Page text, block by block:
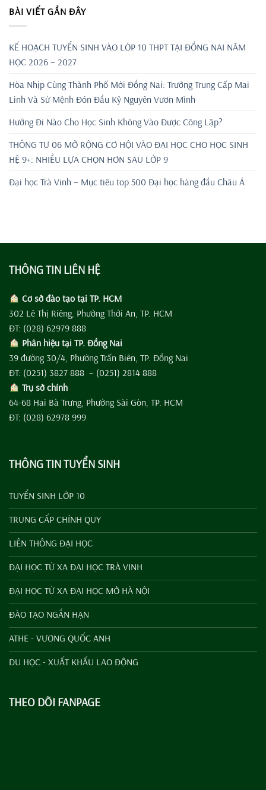
BÀI VIẾT GẦN ĐÂY
KẾ HOẠCH TUYỂN SINH VÀO LỚP 10 THPT TẠI ĐỒNG NAI NĂM
HỌC 2026 – 2027
Hòa Nhịp Cùng Thành Phố Mới Đồng Nai: Trường Trung Cấp Mai
Linh Và Sứ Mệnh Đón Đầu Kỷ Nguyên Vươn Mình
Hướng Đi Nào Cho Học Sinh Không Vào Được Công Lập?
THÔNG TƯ 06 MỞ RỘNG CƠ HỘI VÀO ĐẠI HỌC CHO HỌC SINH
HỆ 9+: NHIỀU LỰA CHỌN HƠN SAU LỚP 9
Đại học Trà Vinh – Mục tiêu top 500 Đại học hàng đầu Châu Á
THÔNG TIN LIÊN HỆ
Cơ sở đào tạo tại TP. HCM
302 Lê Thị Riêng, Phường Thới An, TP. HCM
ĐT: (028) 62979 888
Phân hiệu tại TP. Đồng Nai
39 đường 30/4, Phường Trấn Biên, TP. Đồng Nai
ĐT: (0251) 3827 888 – (0251) 2814 888
Trụ sở chính
64-68 Hai Bà Trưng, Phường Sài Gòn, TP. HCM
ĐT: (028) 62978 999
THÔNG TIN TUYỂN SINH
TUYỂN SINH LỚP 10
TRUNG CẤP CHÍNH QUY
LIÊN THÔNG ĐẠI HỌC
ĐẠI HỌC TỪ XA ĐẠI HỌC TRÀ VINH
ĐẠI HỌC TỪ XA ĐẠI HỌC MỞ HÀ NỘI
ĐÀO TẠO NGẮN HẠN
ATHE - VƯƠNG QUỐC ANH
DU HỌC - XUẤT KHẨU LAO ĐỘNG
THEO DÕI FANPAGE